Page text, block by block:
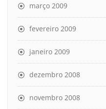
março 2009
fevereiro 2009
janeiro 2009
dezembro 2008
novembro 2008